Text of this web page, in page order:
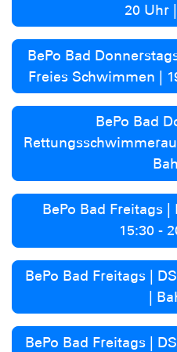
20 Uhr
BePo Bad
Freies Schwimmen |
BePo Bad
BePo Bad Freitags |
15:30 -
BePo Bad Freitags |
|
BePo Bad Freitags |